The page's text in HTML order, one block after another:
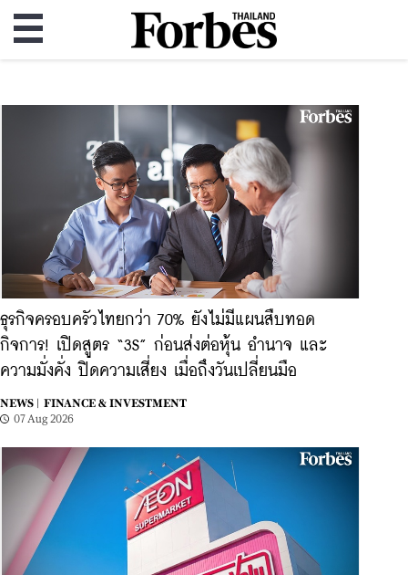
ธุรกิจครอบครัวไทยกว่า 70% ยังไม่มีแผนสืบทอด
กิจการ! เปิดสูตร “3S” ก่อนส่งต่อหุ้น อำนาจ และ
ความมั่งคั่ง ปิดความเสี่ยง เมื่อถึงวันเปลี่ยนมือ
NEWS |
FINANCE & INVESTMENT
07 Aug 2026